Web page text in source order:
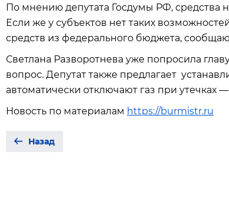
По мнению депутата Госдумы РФ, средства
Если же у субъектов нет таких
средств из федерального бюджета,
Светлана Разворотнева уже попросила
вопрос. Депутат также предлагает
автоматически отключают газ при утечках
Новость по материалам https://burmistr.ru
Назад